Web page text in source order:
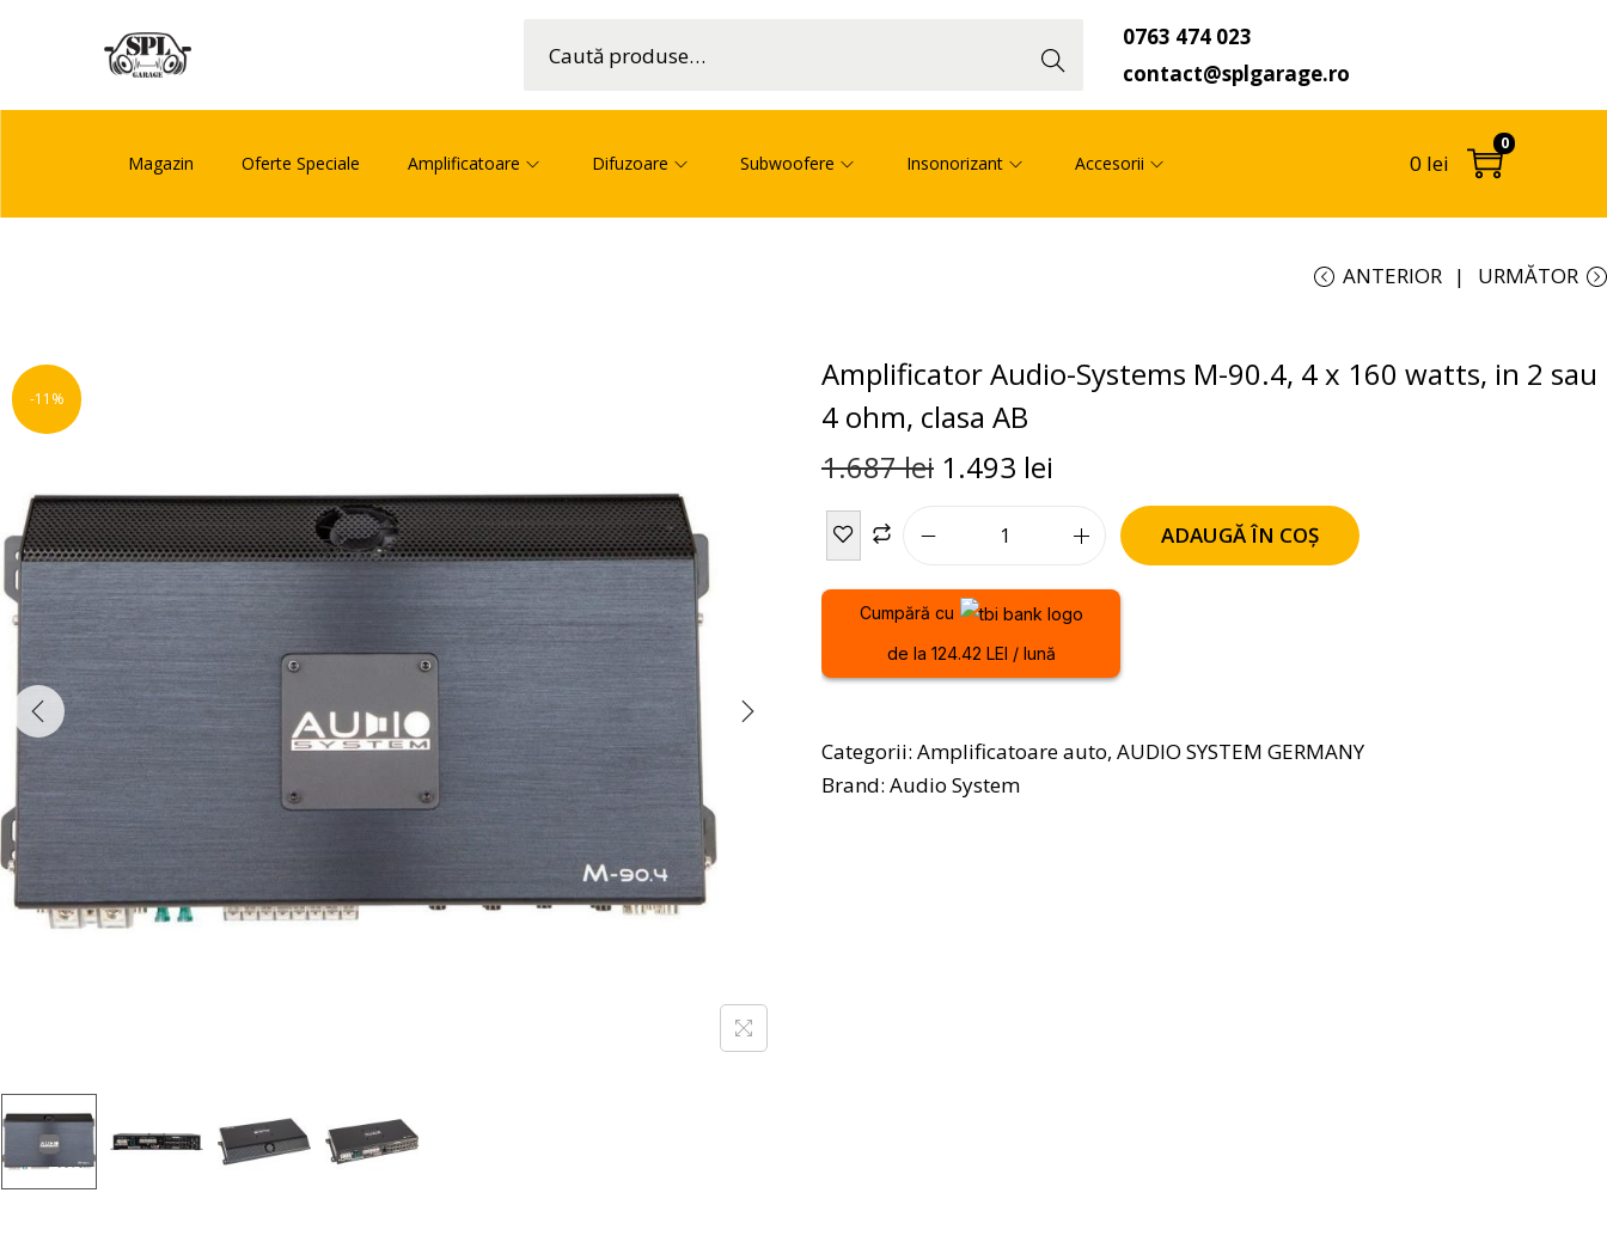
ă
0763 474 023
contact@splgarage.ro
Magazin Oferte Speciale Amplificatoare Difuzoare Subwoofere Insonorizant Accesorii 0 lei
0
ANTERIOR URMĂTOR
-11%
Amplificator Audio-Systems M-90.4, 4 x 160 watts, in 2 sau
4 ohm, clasa AB
1.687lei 1.493 lei
ADAUGĂ ÎN COȘ
Cumpără cu
de la 124.42 LEI / lună
Categorii: Amplificatoare auto, AUDIO SYSTEM GERMANY
Brand: Audio System